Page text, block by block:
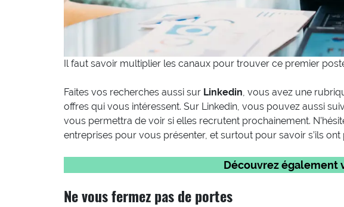
Il faut savoir multiplier les canaux pour trouver ce premier
Faites vos recherches aussi sur Linkedin , vous avez une
offres qui vous intéressent. Sur Linkedin, vous pouvez aussi
vous permettra de voir si elles recrutent prochainement.
entreprises pour vous présenter, et surtout pour savoir s’ils
Découvrez également
Ne vous fermez pas de portes